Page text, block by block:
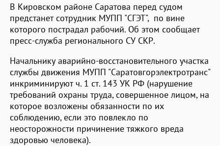
В Кировском районе Саратова перед судом
предстанет сотрудник МУПП "СГЭТ", по вине
которого пострадал рабочий. Об этом сообщает
пресс-служба регионального СУ СКР.
Начальнику аварийно-восстановительного участка
службы движения МУПП "Саратовгорэлектротранс"
инкриминируют ч. 1 ст. 143 УК РФ (нарушение
требований охраны труда, совершенное лицом, на
которое возложены обязанности по их
соблюдению, если это повлекло по
неосторожности причинение тяжкого вреда
здоровью человека).